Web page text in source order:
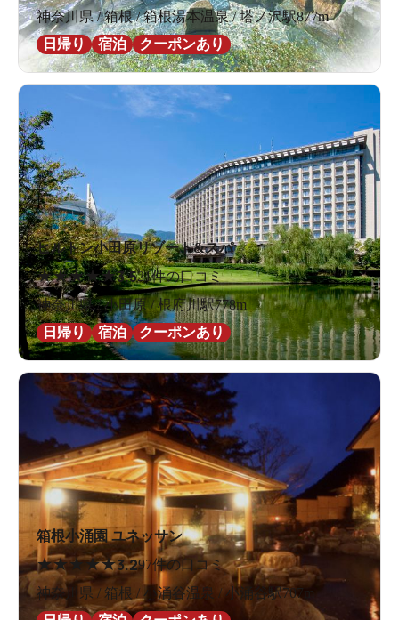
神奈川県 / 箱根 / 箱根湯本温泉 / 塔ノ沢駅877m
日帰り
宿泊 クーポンあり
ヒルトン小田原リゾート&スパ
★★★★★3.521件の口コミ
神奈川県 / 小田原 / 根府川駅778m
日帰り
宿泊 クーポンあり
箱根小涌園 ユネッサン
★★★★★3.297件の口コミ
神奈川県 / 箱根 / 小涌谷温泉 / 小涌谷駅707m